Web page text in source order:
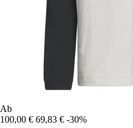
Ab
100,00 € 69,83 € -30%